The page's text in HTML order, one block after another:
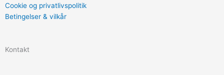
e
b
t
Cookie og privatlivspolitik
Betingelser & vilkår
Kontakt